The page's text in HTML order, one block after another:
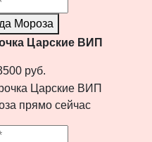
Мороза
Царские ВИП
руб.
прямо сейчас